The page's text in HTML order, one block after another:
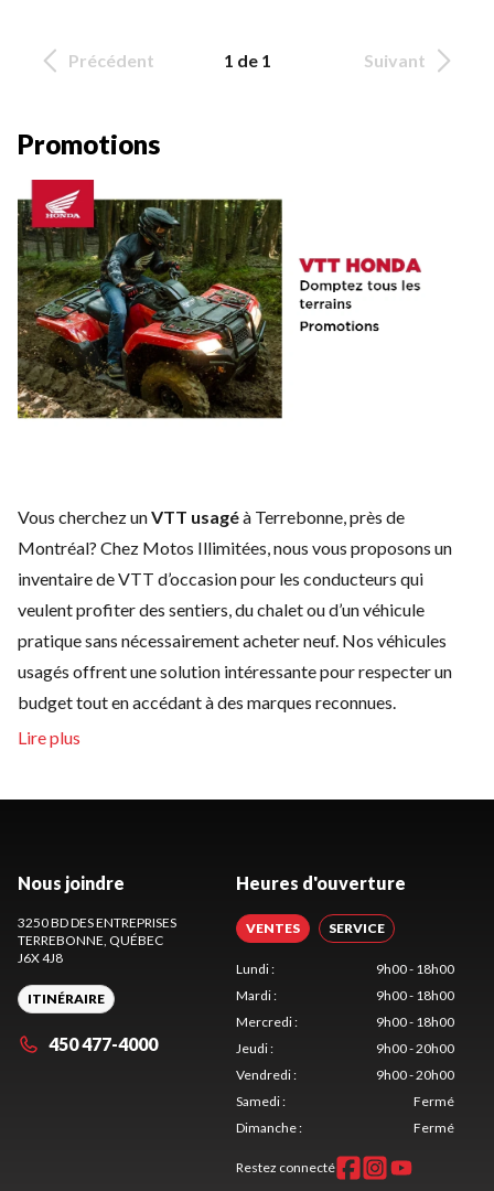
Précédent 1 de 1 Suivant
Promotions
Vous cherchez unVTT usagéà Terrebonne, près de
Montréal? Chez Motos Illimitées, nous vous proposons un
inventaire de VTT d’occasion pour les conducteurs qui
veulent profiter des sentiers, du chalet ou d’un véhicule
pratique sans nécessairement acheter neuf. Nos véhicules
usagés offrent une solution intéressante pour respecter un
budget tout en accédant à des marques reconnues.
Nous joindre
3250 BD DES ENTREPRISES
TERREBONNE, QUÉBEC
J6X 4J8
ITINÉRAIRE
450 477-4000
Heures d'ouverture
VENTES SERVICE
Lundi:
9h00 - 18h00
Mardi:
9h00 - 18h00
Mercredi:
9h00 - 18h00
Jeudi:
9h00 - 20h00
Vendredi:
9h00 - 20h00
Samedi:
Fermé
Dimanche: Fermé
Restez connecté